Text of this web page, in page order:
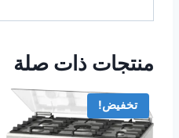
منتجات ذات صلة
تخفيض!